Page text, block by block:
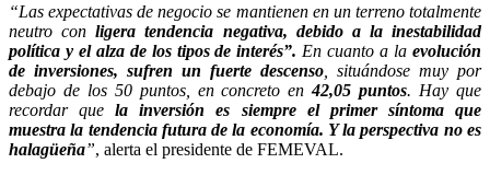
“Las expectativas de negocio se mantienen en un terreno totalmente
neutro con ligera tendencia negativa, debido a la inestabilidad
política y el alza de los tipos de interés”. En cuanto a laevolución
de inversiones, sufren un fuerte descenso , situándose muy por
debajo de los 50 puntos, en concreto en42,05 puntos. Hay que
recordar quela inversión es siempre el primer síntoma que
muestra la tendencia futura de la economía. Y la perspectiva no es
halagüeña”, alerta el presidente de FEMEVAL.